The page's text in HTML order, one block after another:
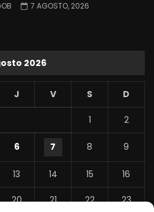
7 AGOSTO, 2026
2026
J V S D
1 2
6 7 8 9
13 14 15 16
20 21 22 23